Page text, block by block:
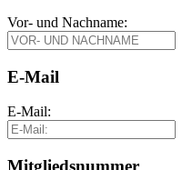
Vor- und Nachname:
E-Mail
E-Mail:
Mitgliedsnummer